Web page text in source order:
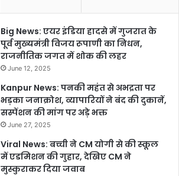
Big News: एयर इंडिया हादसे में गुजरात के
पूर्व मुख्यमंत्री विजय रूपाणी का निधन,
राजनीतिक जगत में शोक की लहर
June 12, 2025
Kanpur News: पनकी महंत से अभद्रता पर
भड़का जनाक्रोश, व्यापारियों ने बंद की दुकानें,
सस्पेंशन की मांग पर अड़े भक्त
June 27, 2025
Viral News: बच्ची ने CM योगी से की स्कूल
में एडमिशन की गुहार, देखिए CM ने
मुस्कुराकर दिया जवाब